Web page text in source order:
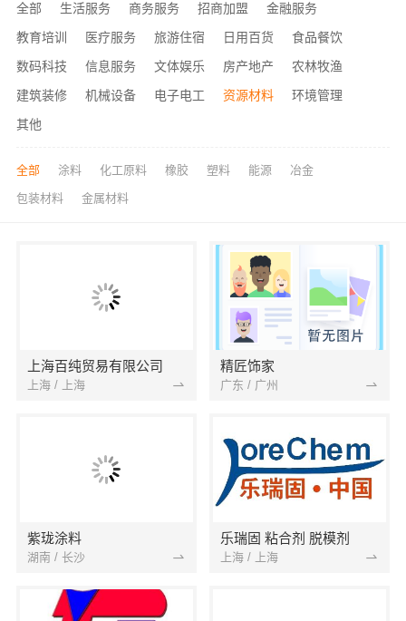
全部 生活服务 商务服务 招商加盟
金融服务
教育培训
医疗服务 旅游住宿 日用百货
食品餐饮
数码科技
信息服务 文体娱乐 房产地产
农林牧渔
建筑装修
机械设备 电子电工 资源材料
环境管理
其他
全部 涂料 化工原料 橡胶 塑料 能源 冶金
包装材料 金属材料
上海百纯贸易有限公司
上海 / 上海
精匠饰家
广东 / 广州
紫珑涂料
湖南 / 长沙
乐瑞固 粘合剂 脱模剂
上海 / 上海